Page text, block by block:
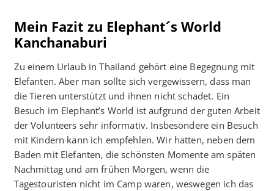
Mein Fazit zu Elephant´s World
Kanchanaburi
Zu einem Urlaub in Thailand gehört eine Begegnung mit
Elefanten. Aber man sollte sich vergewissern, dass man
die Tieren unterstützt und ihnen nicht schadet. Ein
Besuch im Elephant’s World ist aufgrund der guten Arbeit
der Volunteers sehr informativ. Insbesondere ein Besuch
mit Kindern kann ich empfehlen. Wir hatten, neben dem
Baden mit Elefanten, die schönsten Momente am späten
Nachmittag und am frühen Morgen, wenn die
Tagestouristen nicht im Camp waren, weswegen ich das